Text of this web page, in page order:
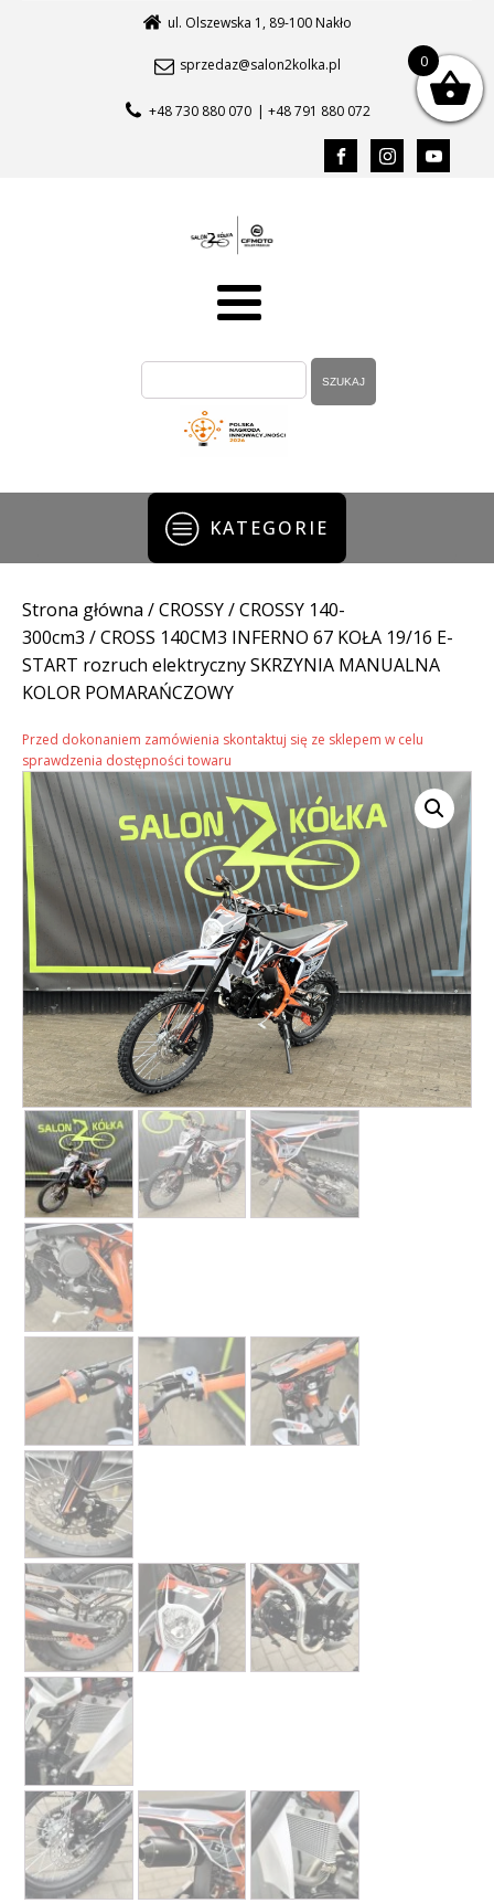
ul. Olszewska 1, 89-100 Nakło
sprzedaz@salon2kolka.pl
+48 730 880 070 | +48 791 880 072
KATEGORIE
Strona główna /CROSSY/CROSSY 140-
300cm3 / CROSS 140CM3 INFERNO 67 KOŁA 19/16 E-
START rozruch elektryczny SKRZYNIA MANUALNA
KOLOR POMARAŃCZOWY
Przed dokonaniem zamówienia skontaktuj się ze sklepem w celu
sprawdzenia dostępności towaru
0